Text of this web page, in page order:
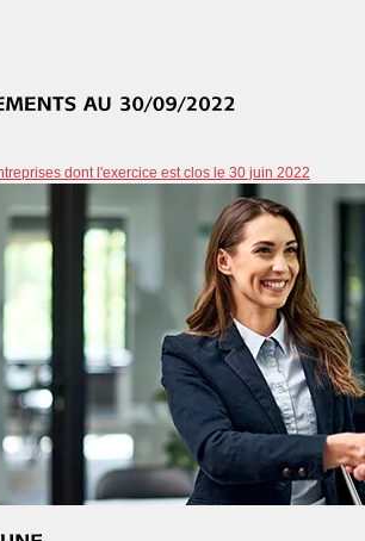
dont l'exercice est clos le 30 juin 2022